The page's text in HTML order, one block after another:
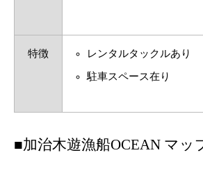
特徴 レンタルタックルあり
駐車スペース在り
■加治木遊漁船OCEAN マッ